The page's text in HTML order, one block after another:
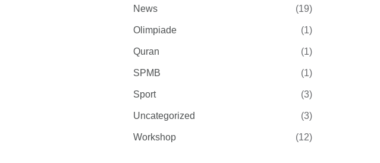
News (19)
Olimpiade (1)
Quran (1)
SPMB (1)
Sport (3)
Uncategorized (3)
Workshop (12)